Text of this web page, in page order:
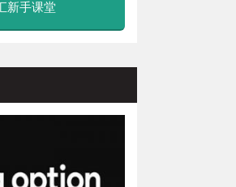
新手课堂